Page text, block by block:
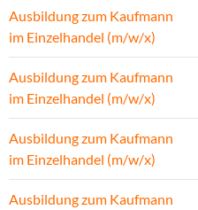
Ausbildung zum Kaufmann
im Einzelhandel (m/w/x)
Ausbildung zum Kaufmann
im Einzelhandel (m/w/x)
Ausbildung zum Kaufmann
im Einzelhandel (m/w/x)
Ausbildung zum Kaufmann